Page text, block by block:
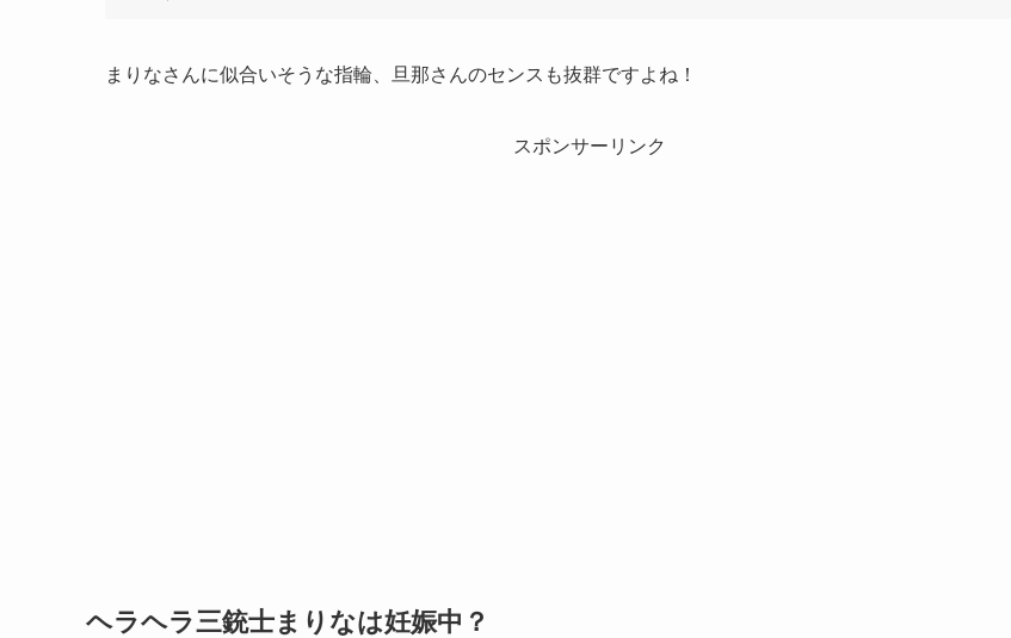
まりなさんに似合いそうな指輪、旦那さんのセンスも抜群ですよね！
スポンサーリンク
ヘラヘラ三銃士まりなは妊娠中？